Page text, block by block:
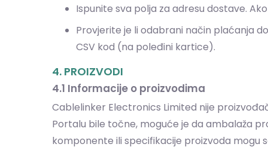
Ispunite sva polja za adresu dostave.
Provjerite je li odabrani način plaćanja
CSV kod (na poleđini kartice).
4. PROIZVODI
4.1 Informacije o proizvodima
Cablelinker Electronics Limited nije
Portalu bile točne, moguće je da ambalaža
komponente ili specifikacije proizvoda mogu